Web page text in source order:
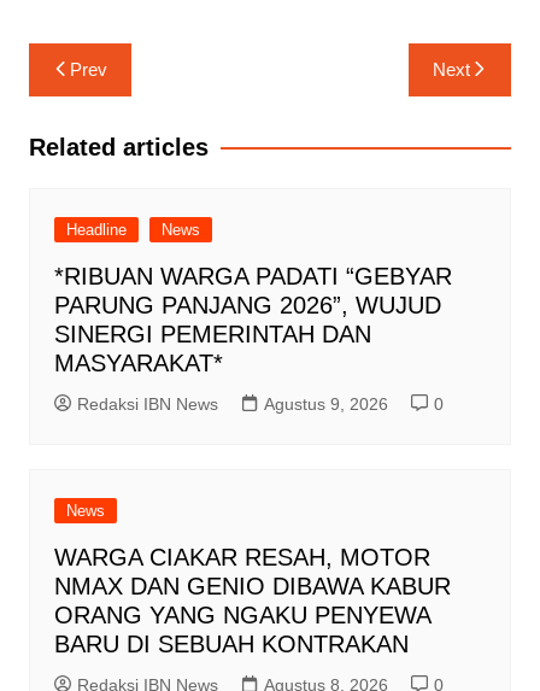
Navigasi
pos
Prev Next
Related articles
Headline News
*RIBUAN WARGA PADATI “GEBYAR
PARUNG PANJANG 2026”, WUJUD
SINERGI PEMERINTAH DAN
MASYARAKAT*
Redaksi IBN News Agustus 9, 2026 0
News
WARGA CIAKAR RESAH, MOTOR
NMAX DAN GENIO DIBAWA KABUR
ORANG YANG NGAKU PENYEWA
BARU DI SEBUAH KONTRAKAN
Redaksi IBN News Agustus 8, 2026 0